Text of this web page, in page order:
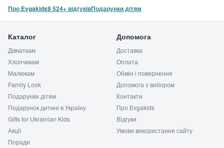
Про Evgakids8 524+ відгуківПодарунки дітям
Каталог
Дівчаткам
Хлопчикам
Малюкам
Family Look
Подарунки дітям
Подарунок дитині в Україну
Gifts for Ukrainian Kids
Акції
Поради
Допомога
Доставка
Оплата
Обмін і повернення
Допомога з вибором
Контакти
Про Evgakids
Відгуки
Умови використання сайту